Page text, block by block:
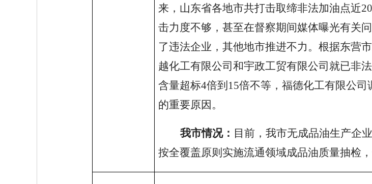
来，山东省各地市共打击取缔非法加油点近
击力度不够，甚至在督察期间媒体曝光有关
了违法企业，其他地市推进不力。根据东营
越化工有限公司和宇政工贸有限公司就已非
含量超标4倍到15倍不等，福德化工有限公
的重要原因 。
我市情况： 目前，我市无成品油生产企
按全覆盖原则实施流通领域成品油质量抽检